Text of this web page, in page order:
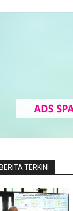
BERITA TERKINI